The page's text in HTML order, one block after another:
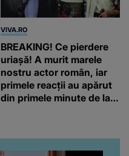
VIVA.RO
BREAKING! Ce pierdere
uriașă! A murit marele
nostru actor român, iar
primele reacții au apărut
din primele minute de la
pentru el...” Ce s-a aflat
până în acest moment